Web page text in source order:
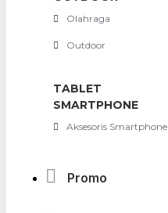
Olahraga
Outdoor
TABLET
SMARTPHONE
Aksesoris Smartphone
Promo